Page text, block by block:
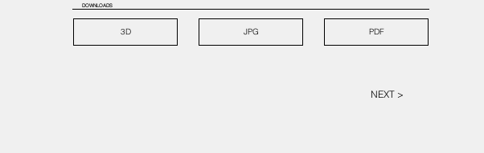
DOWNLOADS
3D JPG PDF
NEXT >